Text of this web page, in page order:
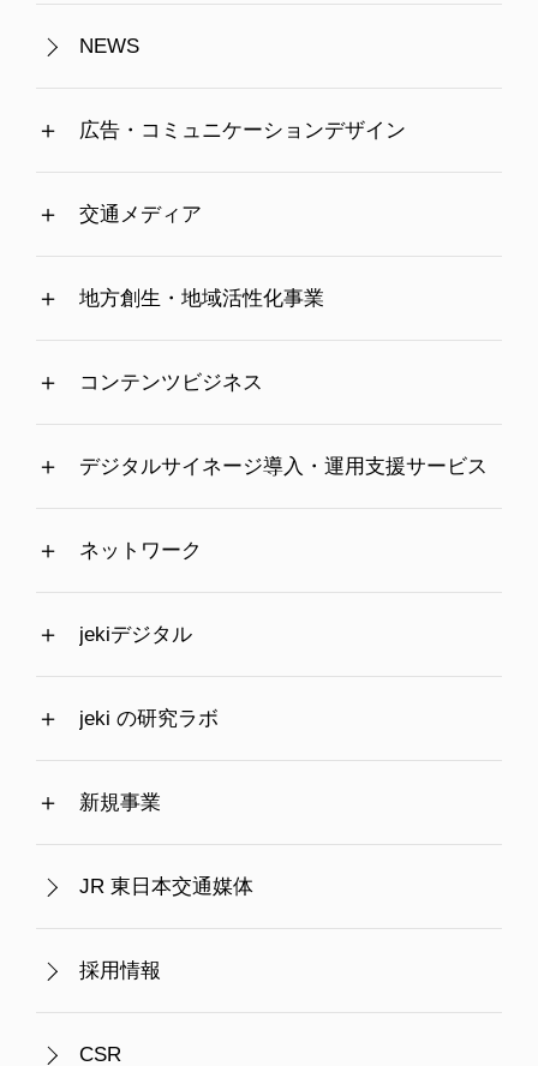
NEWS
広告・コミュニケーションデザイン
交通メディア
地方創生・地域活性化事業
コンテンツビジネス
デジタルサイネージ導入・運用支援サービス
ネットワーク
jekiデジタル
jeki の研究ラボ
新規事業
JR 東日本交通媒体
採用情報
CSR